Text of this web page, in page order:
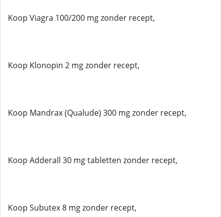
Koop Viagra 100/200 mg zonder recept,
Koop Klonopin 2 mg zonder recept,
Koop Mandrax (Qualude) 300 mg zonder recept,
Koop Adderall 30 mg tabletten zonder recept,
Koop Subutex 8 mg zonder recept,